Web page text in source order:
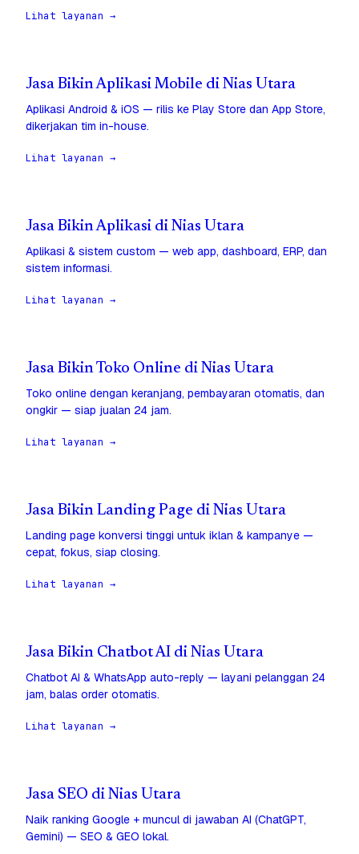
Lihat layanan →
Jasa Bikin Aplikasi Mobile di Nias Utara
Aplikasi Android & iOS — rilis ke Play Store dan App Store,
dikerjakan tim in-house.
Lihat layanan →
Jasa Bikin Aplikasi di Nias Utara
Aplikasi & sistem custom — web app, dashboard, ERP, dan
sistem informasi.
Lihat layanan →
Jasa Bikin Toko Online di Nias Utara
Toko online dengan keranjang, pembayaran otomatis, dan
ongkir — siap jualan 24 jam.
Lihat layanan →
Jasa Bikin Landing Page di Nias Utara
Landing page konversi tinggi untuk iklan & kampanye —
cepat, fokus, siap closing.
Lihat layanan →
Jasa Bikin Chatbot AI di Nias Utara
Chatbot AI & WhatsApp auto-reply — layani pelanggan 24
jam, balas order otomatis.
Lihat layanan →
Jasa SEO di Nias Utara
Naik ranking Google + muncul di jawaban AI (ChatGPT,
Gemini) — SEO & GEO lokal.